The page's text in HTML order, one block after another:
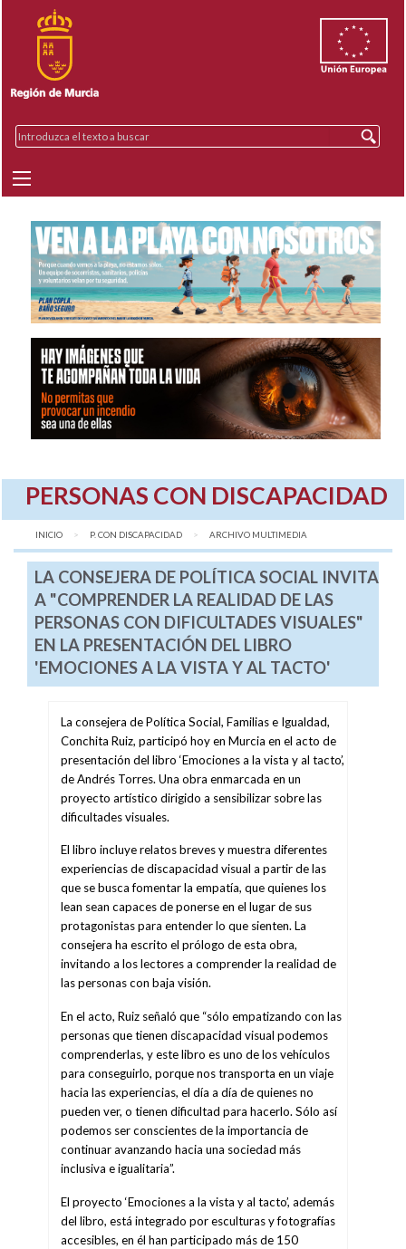
PERSONAS CON DISCAPACIDAD
INICIO P. CON DISCAPACIDAD AQUÍ:
ARCHIVO MULTIMEDIA
LA CONSEJERA DE POLÍTICA SOCIAL INVITA
A "COMPRENDER LA REALIDAD DE LAS
PERSONAS CON DIFICULTADES VISUALES"
EN LA PRESENTACIÓN DEL LIBRO
'EMOCIONES A LA VISTA Y AL TACTO'
La consejera de Política Social, Familias e Igualdad,
Conchita Ruiz, participó hoy en Murcia en el acto de
presentación del libro ‘Emociones a la vista y al tacto’,
de Andrés Torres. Una obra enmarcada en un
proyecto artístico dirigido a sensibilizar sobre las
dificultades visuales.
El libro incluye relatos breves y muestra diferentes
experiencias de discapacidad visual a partir de las
que se busca fomentar la empatía, que quienes los
lean sean capaces de ponerse en el lugar de sus
protagonistas para entender lo que sienten. La
consejera ha escrito el prólogo de esta obra,
invitando a los lectores a comprender la realidad de
las personas con baja visión.
En el acto, Ruiz señaló que “sólo empatizando con las
personas que tienen discapacidad visual podemos
comprenderlas, y este libro es uno de los vehículos
para conseguirlo, porque nos transporta en un viaje
hacia las experiencias, el día a día de quienes no
pueden ver, o tienen dificultad para hacerlo. Sólo así
podemos ser conscientes de la importancia de
continuar avanzando hacia una sociedad más
inclusiva e igualitaria”.
El proyecto ‘Emociones a la vista y al tacto’, además
del libro, está integrado por esculturas y fotografías
accesibles, en él han participado más de 150